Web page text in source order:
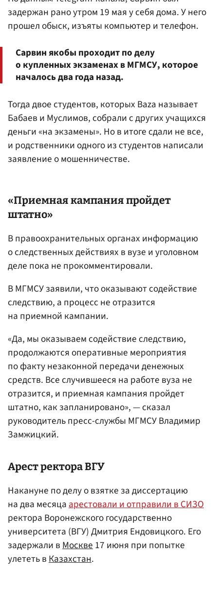
задержан рано утром 19 мая у себя дома. У него
прошел обыск, изъяты компьютер и телефон.
Сарвин якобы проходит по делу
о купленных экзаменах в МГМСУ, которое
началось два года назад.
Тогда двое студентов, которых Baza называет
Бабаев и Муслимов, собрали с других учащихся
деньги «на экзамены». Но в итоге сдали не все,
и родственники одного из студентов написали
заявление о мошенничестве.
«Приемная кампания пройдет
штатно»
В правоохранительных органах информацию
о следственных действиях в вузе и уголовном
деле пока не прокомментировали.
В МГМСУ заявили, что оказывают содействие
следствию, а процесс не отразится
на приемной кампании.
«Да, мы оказываем содействие следствию,
продолжаются оперативные мероприятия
по факту незаконной передачи денежных
средств. Все случившееся на работе вуза не
отразится, и приемная кампания пройдет
штатно, как запланировано», — сказал
руководитель пресс-службы МГМСУ Владимир
Замжицкий.
Арест ректора ВГУ
Накануне по делу о взятке за диссертацию
на два месяца арестовали и отправили в СИЗО
ректора Воронежского государственно
университета (ВГУ) Дмитрия Ендовицкого. Его
задержали в Москве 17 июня при попытке
улететь в Казахстан.